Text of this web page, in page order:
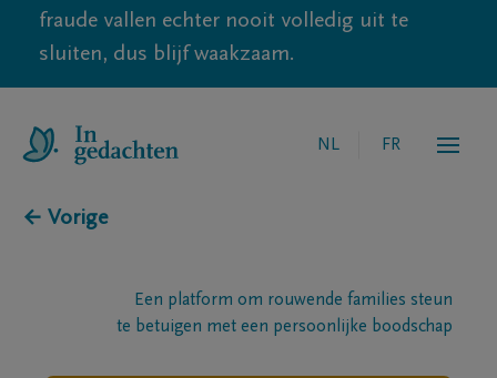
fraude vallen echter nooit volledig uit te
sluiten, dus blijf waakzaam.
NL FR
← Vorige
Een platform om rouwende families steun
te betuigen met een persoonlijke boodschap